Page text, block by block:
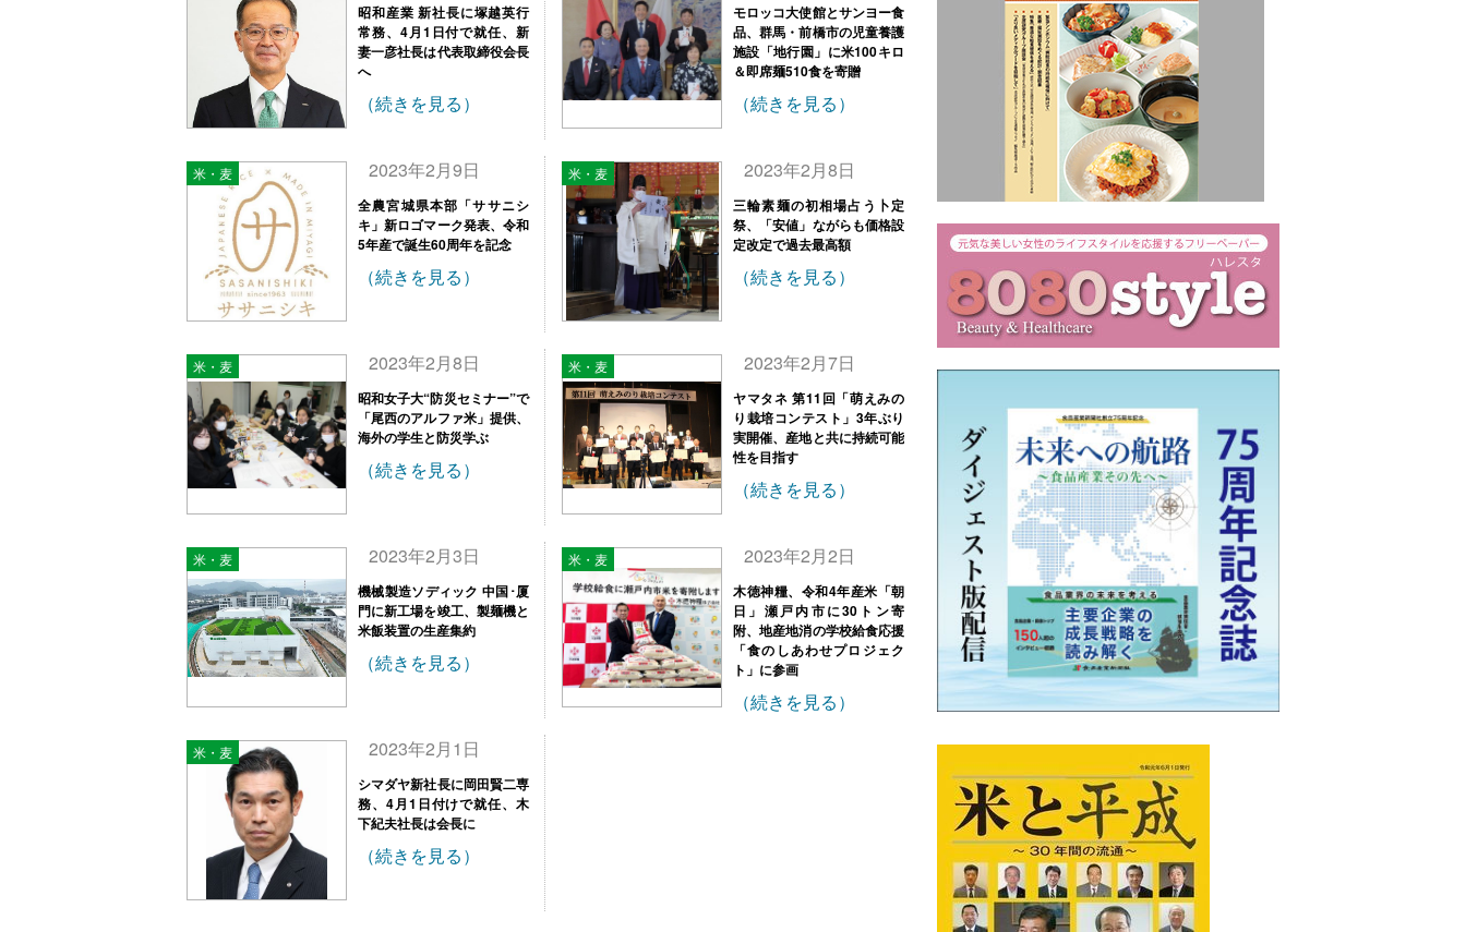
昭和産業 新社長に塚越英行
常務、4月1日付で就任、新
妻一彦社長は代表取締役会長
へ
（続きを見る）
モロッコ大使館とサンヨー食
品、群馬・前橋市の児童養護
施設「地行園」に米100キロ
＆即席麺510食を寄贈
（続きを見る）
米・麦 2023年2月9日
全農宮城県本部「ササニシ
キ」新ロゴマーク発表、令和
5年産で誕生60周年を記念
（続きを見る）
米・麦 2023年2月8日
三輪素麺の初相場占う卜定
祭、「安値」ながらも価格設
定改定で過去最高額
（続きを見る）
米・麦 2023年2月8日
昭和女子大“防災セミナー”で
「尾西のアルファ米」提供、
海外の学生と防災学ぶ
（続きを見る）
米・麦 2023年2月7日
ヤマタネ 第11回「萌えみの
り栽培コンテスト」3年ぶり
実開催、産地と共に持続可能
性を目指す
（続きを見る）
米・麦 2023年2月3日
機械製造ソディック 中国･厦
門に新工場を竣工、製麺機と
米飯装置の生産集約
（続きを見る）
米・麦 2023年2月2日
木徳神糧、令和4年産米「朝
日」瀬戸内市に30トン寄
附、地産地消の学校給食応援
「食のしあわせプロジェク
ト」に参画
（続きを見る）
米・麦 2023年2月1日
シマダヤ新社長に岡田賢二専
務、4月1日付けで就任、木
下紀夫社長は会長に
（続きを見る）